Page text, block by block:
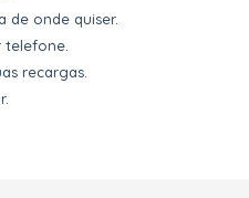
de onde quiser.
telefone.
recargas.